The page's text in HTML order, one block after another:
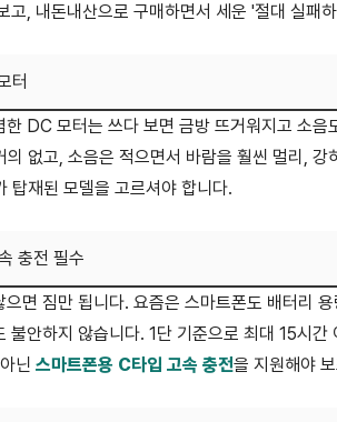
고, 내돈내산으로 구매하면서 세운 '절대 실패
터
DC 모터는 쓰다 보면 금방 뜨거워지고 소음
의 없고, 소음은 적으면서 바람을 훨씬 멀리, 강
재된 모델을 고르셔야 합니다.
충전 필수
면 짐만 됩니다. 요즘은 스마트폰도 배터리
불안하지 않습니다. 1단 기준으로 최대 15시
닌 스마트폰용 C타입 고속 충전을 지원해야